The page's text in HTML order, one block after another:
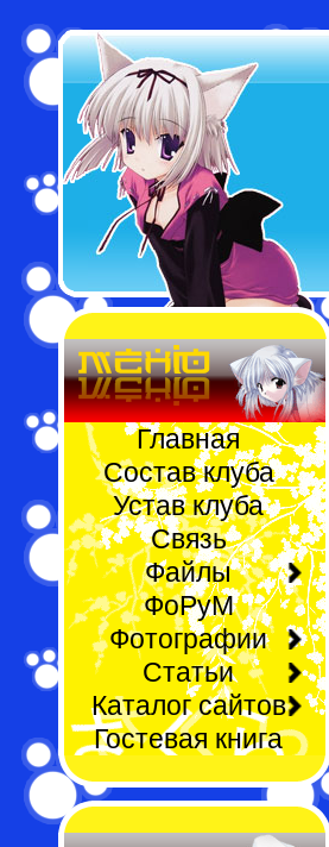
Главная
Состав клуба
Устав клуба
Связь
Файлы
ФоРуМ
Фотографии
Статьи
Каталог сайтов
Гостевая книга